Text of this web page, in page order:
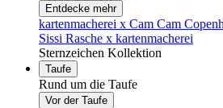
Entdecke mehr
kartenmacherei x Cam Cam
Sissi Rasche x kartenmacherei
Sternzeichen Kollektion
Taufe
Rund um die Taufe
Vor der Taufe